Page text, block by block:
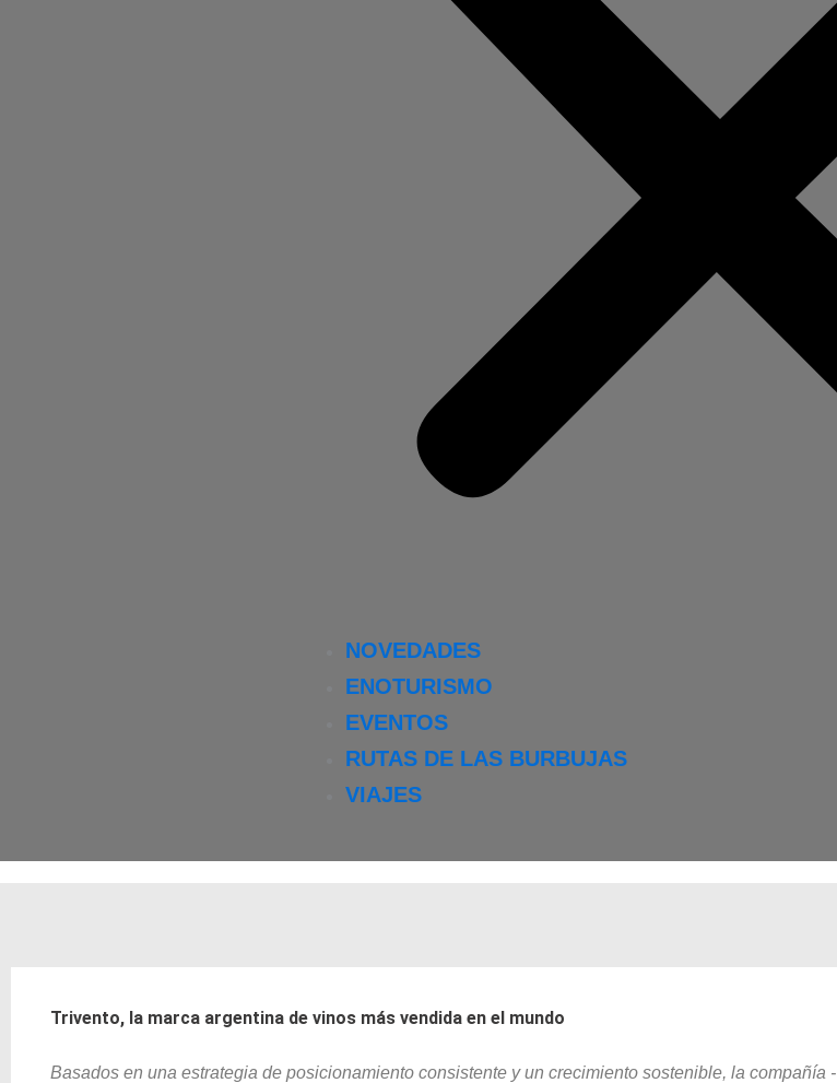
NOVEDADES
ENOTURISMO
EVENTOS
RUTAS DE LAS BURBUJAS
VIAJES
Trivento, la marca argentina de vinos más vendida en el mundo
Basados en una estrategia de posicionamiento consistente y un crecimiento sostenible, la compañía -